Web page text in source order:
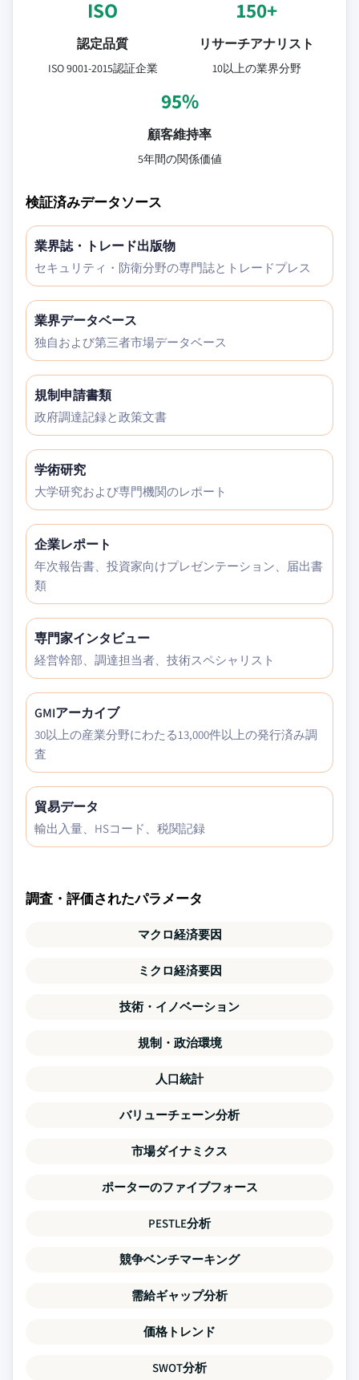
ISO
認定品質
ISO 9001-2015認証企業
150+
リサーチアナリスト
10以上の業界分野
95%
顧客維持率
5年間の関係価値
検証済みデータソース
業界誌・トレード出版物
セキュリティ・防衛分野の専門誌とトレードプレス
業界データベース
独自および第三者市場データベース
規制申請書類
政府調達記録と政策文書
学術研究
大学研究および専門機関のレポート
企業レポート
年次報告書、投資家向けプレゼンテーション、届出書
類
専門家インタビュー
経営幹部、調達担当者、技術スペシャリスト
GMIアーカイブ
30以上の産業分野にわたる13,000件以上の発行済み調
査
貿易データ
輸出入量、HSコード、税関記録
調査・評価されたパラメータ
マクロ経済要因
ミクロ経済要因
技術・イノベーション
規制・政治環境
人口統計
バリューチェーン分析
市場ダイナミクス
ポーターのファイブフォース
PESTLE分析
競争ベンチマーキング
需給ギャップ分析
価格トレンド
SWOT分析